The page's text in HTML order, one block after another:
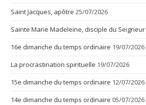
Saint Jacques, apôtre 25/07/2026
Sainte Marie Madeleine, disciple du Seigneur
16e dimanche du temps ordinaire 19/07/2026
La procrastination spirituelle 19/07/2026
15e dimanche du temps ordinaire 12/07/2026
14e dimanche du temps ordinaire 05/07/2026